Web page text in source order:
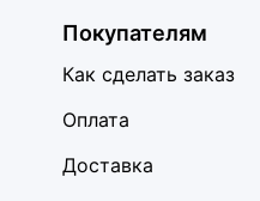
Покупателям
Как сделать заказ
Оплата
Доставка